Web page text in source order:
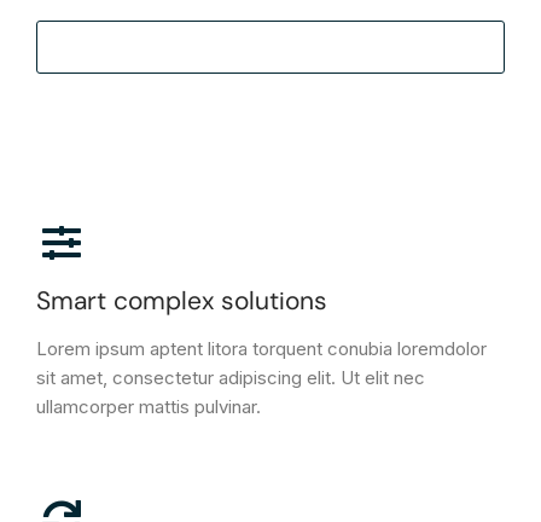
Smart complex solutions
Lorem ipsum aptent litora torquent conubia loremdolor
sit amet, consectetur adipiscing elit. Ut elit nec
ullamcorper mattis pulvinar.